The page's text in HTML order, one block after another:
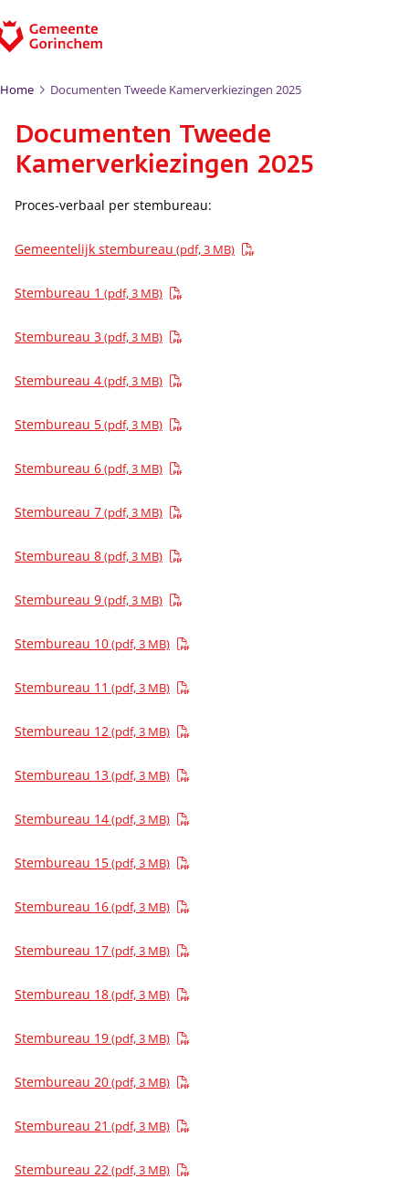
Home Documenten Tweede Kamerverkiezingen 2025
Documenten Tweede
Kamerverkiezingen 2025
Proces-verbaal per stembureau:
Gemeentelijk stembureau (pdf, 3 MB)
Stembureau 1 (pdf, 3 MB)
Stembureau 3(pdf, 3 MB)
Stembureau 4(pdf, 3 MB)
Stembureau 5(pdf, 3 MB)
Stembureau 6(pdf, 3 MB)
Stembureau 7(pdf, 3 MB)
Stembureau 8(pdf, 3 MB)
Stembureau 9(pdf, 3 MB)
Stembureau 10(pdf, 3 MB)
Stembureau 11 (pdf, 3 MB)
Stembureau 12(pdf, 3 MB)
Stembureau 13(pdf, 3 MB)
Stembureau 14(pdf, 3 MB)
Stembureau 15(pdf, 3 MB)
Stembureau 16(pdf, 3 MB)
Stembureau 17(pdf, 3 MB)
Stembureau 18(pdf, 3 MB)
Stembureau 19(pdf, 3 MB)
Stembureau 20(pdf, 3 MB)
Stembureau 21 (pdf, 3 MB)
Stembureau 22(pdf, 3 MB)